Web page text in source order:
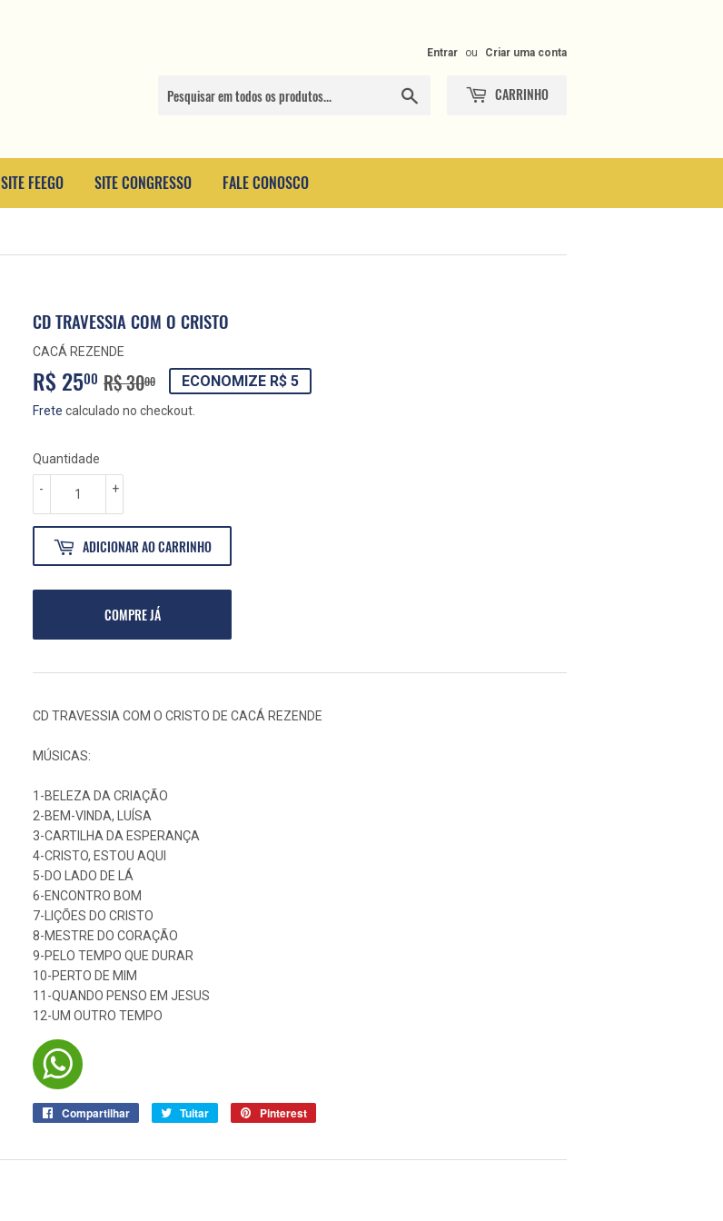
Entrar ou Criar uma conta
Procurar CARRINHO
SITE FEEGO SITE CONGRESSO FALE CONOSCO
CD TRAVESSIA COM O CRISTO
CACÁ REZENDE
R$ 2500 R$ 3000
PREÇO
NORMAL
R$
30,00
PREÇO
PROMOCIONAL
R$
25,00
ECONOMIZE R$ 5
Frete calculado no checkout.
Quantidade
+
-
ADICIONAR AO CARRINHO
COMPRE JÁ
CD TRAVESSIA COM O CRISTO DE CACÁ REZENDE
MÚSICAS:
1-BELEZA DA CRIAÇÃO
2-BEM-VINDA, LUÍSA
3-CARTILHA DA ESPERANÇA
4-CRISTO, ESTOU AQUI
5-DO LADO DE LÁ
6-ENCONTRO BOM
7-LIÇÕES DO CRISTO
8-MESTRE DO CORAÇÃO
9-PELO TEMPO QUE DURAR
10-PERTO DE MIM
11-QUANDO PENSO EM JESUS
12-UM OUTRO TEMPO
Compartilhar
Compartilhar
Tuitar Tuitar Pinterest